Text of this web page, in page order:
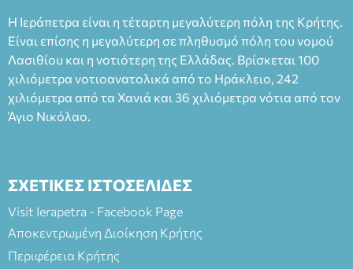
Η Ιεράπετρα είναι η τέταρτη μεγαλύτερη πόλη της Κρήτης.
Είναι επίσης η μεγαλύτερη σε πληθυσμό πόλη του νομού
Λασιθίου και η νοτιότερη της Ελλάδας. Βρίσκεται 100
χιλιόμετρα νοτιοανατολικά από το Ηράκλειο, 242
χιλιόμετρα από τα Χανιά και 36 χιλιόμετρα νότια από τον
Άγιο Νικόλαο.
ΣΧΕΤΙΚΕΣ ΙΣΤΟΣΕΛΙΔΕΣ
Visit Ierapetra - Facebook Page
Αποκεντρωμένη Διοίκηση Κρήτης
Περιφέρεια Κρήτης